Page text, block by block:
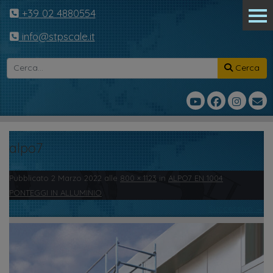
+39 02 4880554
info@stpscale.it
Cerca
alpo7
Pubblicato 2 Marzo 2022 alle 800 × 1123 in ALPO7 EN 1004
PONTEGGI IN ALLUMINIO